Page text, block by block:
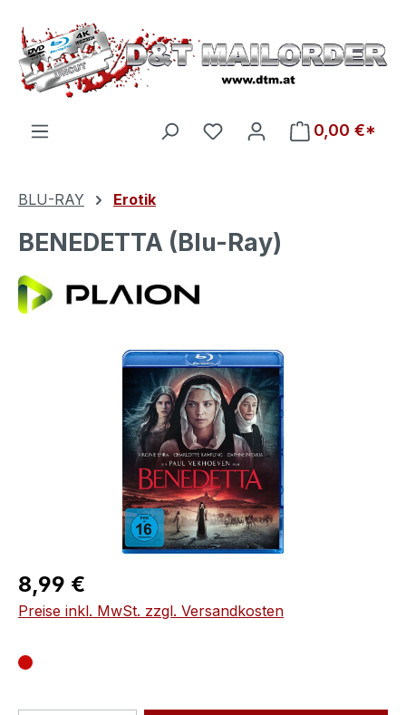
Zum Hauptinhalt springen
Du hast 0 Produkte auf
0,00 €*
BLU-RAY Erotik
BENEDETTA (Blu-Ray)
Bildergalerie überspringen
Regulärer Preis:
8,99 €
Preise inkl. MwSt. zzgl. Versandkosten